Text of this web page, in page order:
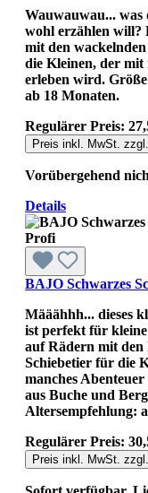
Wauwauwau... was
wohl erzählen will?
mit den
die Kleinen, der mit
erleben wird.
ab 18 Monaten.
Regulärer Preis:
Preis inkl. MwSt.
Vorübergehend
Details
BAJO Schwarzes
Määähhh... dieses
ist perfekt für
auf Rädern mit den
Schiebetier für die
manches
aus Buche und
Altersempfehlung:
Regulärer Preis:
Preis inkl. MwSt.